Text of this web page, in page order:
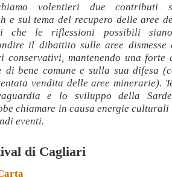
volentieri due contributi
e sul tema del recupero delle aree
che le riflessioni possibili
il dibattito sulle aree
conservativi, mantenendo una forte
di bene comune e sulla sua difesa
vendita delle aree minerarie).
e lo sviluppo della
chiamare in causa energie
eventi.
di Cagliari